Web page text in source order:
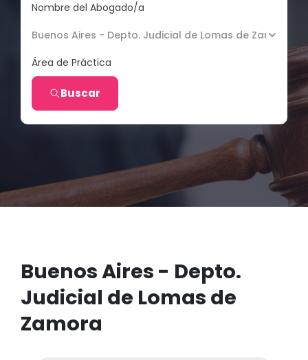
Nombre del Abogado/a
Buenos Aires - Depto. Judicial de Lomas de Zamora
Área de Práctica
Buscar
Buenos Aires - Depto.
Judicial de Lomas de
Zamora